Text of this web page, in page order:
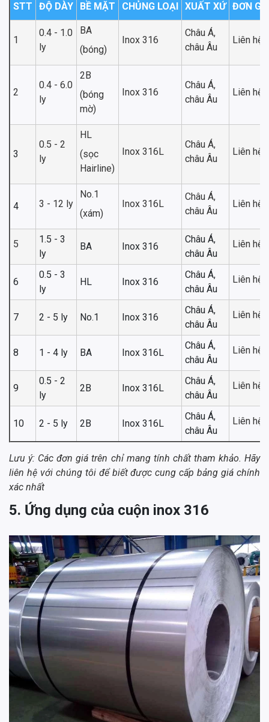
STT ĐỘ DÀY BỀ MẶT CHỦNG LOẠI XUẤT XỨ ĐƠN
1
0.4 - 1.0
ly
BA
(bóng)
Inox 316
Châu Á,
châu Âu
Liên hệ
2
0.4 - 6.0
ly
2B
(bóng
mờ)
Inox 316
Châu Á,
châu Âu
Liên hệ
3
0.5 - 2
ly
HL
(sọc
Hairline)
Inox 316L
Châu Á,
châu Âu
Liên hệ
4 3 - 12 ly
No.1
(xám)
Inox 316L
Châu Á,
châu Âu
Liên hệ
5
1.5 - 3
ly
BA Inox 316
Châu Á,
châu Âu
Liên hệ
6
0.5 - 3
ly
HL Inox 316
Châu Á,
châu Âu
Liên hệ
7 2 - 5 ly No.1 Inox 316
Châu Á,
châu Âu
Liên hệ
8 1 - 4 ly BA Inox 316L
Châu Á,
châu Âu
Liên hệ
9
0.5 - 2
ly
2B Inox 316L
Châu Á,
châu Âu
Liên hệ
10 2 - 5 ly 2B Inox 316L
Châu Á,
châu Âu
Liên hệ
Lưu ý: Các đơn giá trên chỉ mang tính chất tham khảo. Hãy
liên hệ với chúng tôi để biết được cung cấp bảng giá chính
xác nhất
5. Ứng dụng của cuộn inox 316